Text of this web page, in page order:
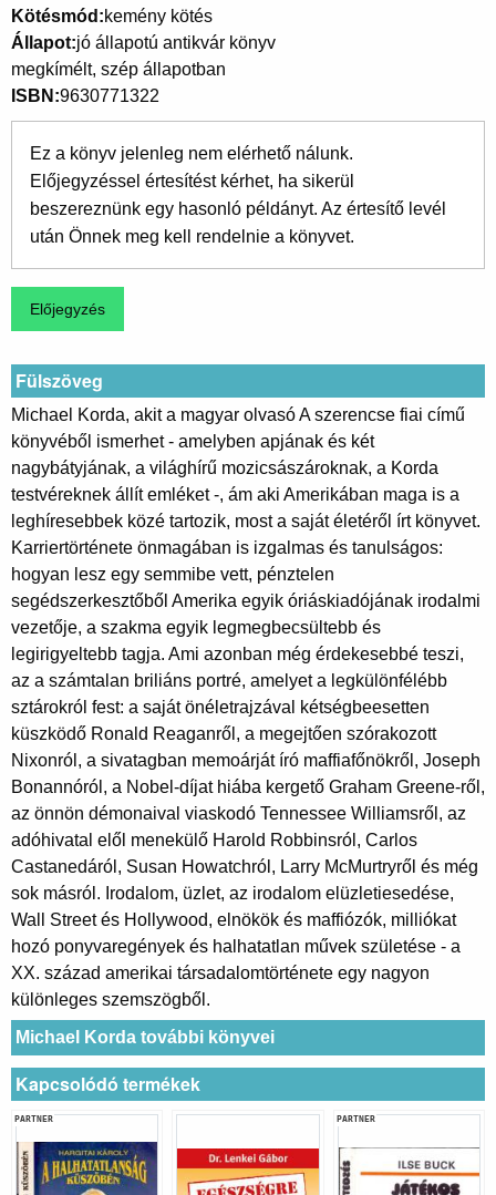
Kötésmód kemény kötés
Állapot jó állapotú antikvár könyv
megkímélt, szép állapotban
ISBN 9630771322
Ez a könyv jelenleg nem elérhető nálunk.
Előjegyzéssel értesítést kérhet, ha sikerül
beszereznünk egy hasonló példányt. Az értesítő levél
után Önnek meg kell rendelnie a könyvet.
Fülszöveg
Michael Korda, akit a magyar olvasó A szerencse fiai című
könyvéből ismerhet - amelyben apjának és két
nagybátyjának, a világhírű mozicsászároknak, a Korda
testvéreknek állít emléket -, ám aki Amerikában maga is a
leghíresebbek közé tartozik, most a saját életéről írt könyvet.
Karriertörténete önmagában is izgalmas és tanulságos:
hogyan lesz egy semmibe vett, pénztelen
segédszerkesztőből Amerika egyik óriáskiadójának irodalmi
vezetője, a szakma egyik legmegbecsültebb és
legirigyeltebb tagja. Ami azonban még érdekesebbé teszi,
az a számtalan briliáns portré, amelyet a legkülönfélébb
sztárokról fest: a saját önéletrajzával kétségbeesetten
küszködő Ronald Reaganről, a megejtően szórakozott
Nixonról, a sivatagban memoárját író maffiafőnökről, Joseph
Bonannóról, a Nobel-díjat hiába kergető Graham Greene-ről,
az önnön démonaival viaskodó Tennessee Williamsről, az
adóhivatal elől menekülő Harold Robbinsról, Carlos
Castanedáról, Susan Howatchról, Larry McMurtryről és még
sok másról. Irodalom, üzlet, az irodalom elüzletiesedése,
Wall Street és Hollywood, elnökök és maffiózók, milliókat
hozó ponyvaregények és halhatatlan művek születése - a
XX. század amerikai társadalomtörténete egy nagyon
különleges szemszögből.
Michael Korda további könyvei
Kapcsolódó termékek
PARTNER PARTNER